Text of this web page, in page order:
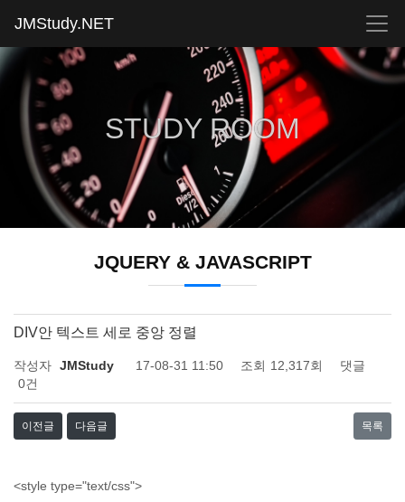
JMStudy.NET
STUDY ROOM
JQUERY & JAVASCRIPT
DIV안 텍스트 세로 중앙 정렬
작성자 JMStudy 17-08-31 11:50 조회 12,317회
댓글
0건
이전글 다음글 목록
<style type="text/css">